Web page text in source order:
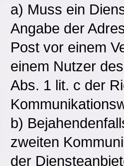
a) Muss ein
Angabe der
Post vor einem
einem Nutzer
Abs. 1 lit. c der
b)
zweiten
der